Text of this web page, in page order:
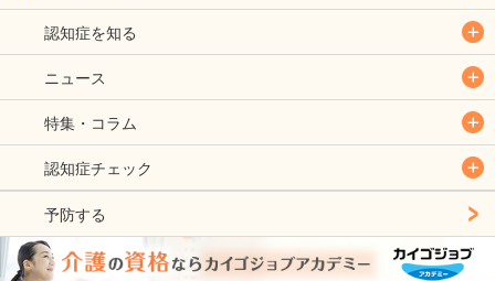
認知症を知る
ニュース
特集・コラム
認知症チェック
予防する